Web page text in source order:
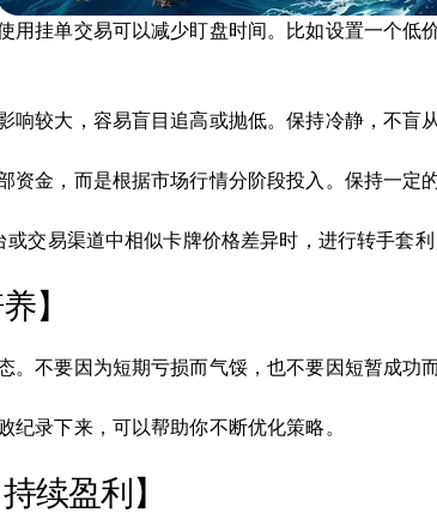
用挂单交易可以减少盯盘时间。比如设置一个低
较大，容易盲目追高或抛低。保持冷静，不盲
资金，而是根据市场行情分阶段投入。保持一定
交易渠道中相似卡牌价格差异时，进行转手套
】
。不要因为短期亏损而气馁，也不要因短暂成功
录下来，可以帮助你不断优化策略。
续盈利】